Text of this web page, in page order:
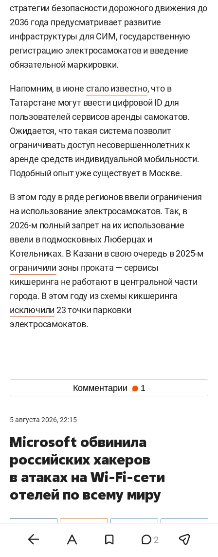
стратегии безопасности дорожного движения до
2036 года предусматривает развитие
инфраструктуры для СИМ, государственную
регистрацию электросамокатов и введение
обязательной маркировки.
Напомним, в июне стало известно, что в
Татарстане могут ввести цифровой ID для
пользователей сервисов аренды самокатов.
Ожидается, что такая система позволит
ограничивать доступ несовершеннолетних к
аренде средств индивидуальной мобильности.
Подобный опыт уже существует в Москве.
В этом году в ряде регионов ввели ограничения
на использование электросамокатов. Так, в
2026-м полный запрет на их использование
ввели в подмосковных Люберцах и
Котельниках. В Казани в свою очередь в 2025-м
ограничили зоны проката — сервисы
кикшеринга не работают в центральной части
города. В этом году из схемы кикшеринга
исключили 23 точки парковки
электросамокатов.
Комментарии 1
5 августа 2026, 22:15
Microsoft обвинила
российских хакеров
в атаках на Wi-Fi-сети
отелей по всему миру
2